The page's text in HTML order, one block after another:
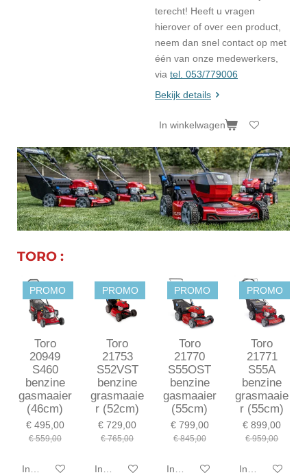
terecht! Heeft u vragen
hierover of over een product,
neem dan snel contact op met
één van onze medewerkers,
via tel. 053/779006
Bekijk details
In winkelwagen
TORO :
PROMO
Toro
20949
S460
benzine
gasmaaier
(46cm)
€ 495,00
€ 559,00
In winkelwagen
PROMO
Toro
21753
S52VST
benzine
grasmaaie
r (52cm)
€ 729,00
€ 765,00
In winkelwagen
PROMO
Toro
21770
S55OST
benzine
gasmaaier
(55cm)
€ 799,00
€ 845,00
In winkelwagen
PROMO
Toro
21771
S55A
benzine
grasmaaie
r (55cm)
€ 899,00
€ 959,00
In winkelwagen